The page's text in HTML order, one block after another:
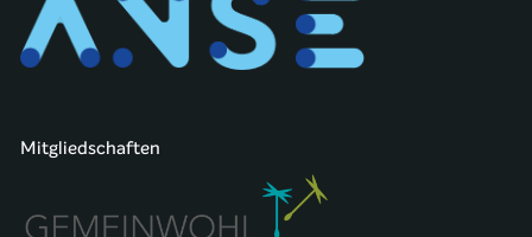
Mitgliedschaften